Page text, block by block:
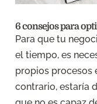
6 consejos para
Para que tu
el tiempo, es
propios procesos
contrario, estaría